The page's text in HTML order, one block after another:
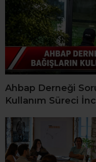
Ahbap Derneği
Kullanım Süreci